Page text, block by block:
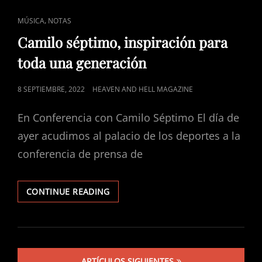
CAT
LINKS
MÚSICA, NOTAS
Camilo séptimo, inspiración para
toda una generación
POSTED
8 SEPTIEMBRE, 2022 HEAVEN AND HELL MAGAZINE
En Conferencia con Camilo Séptimo El día de
ayer acudimos al palacio de los deportes a la
conferencia de prensa de
CONTINUE READINGCAMILO
SÉPTIMO,
PARA